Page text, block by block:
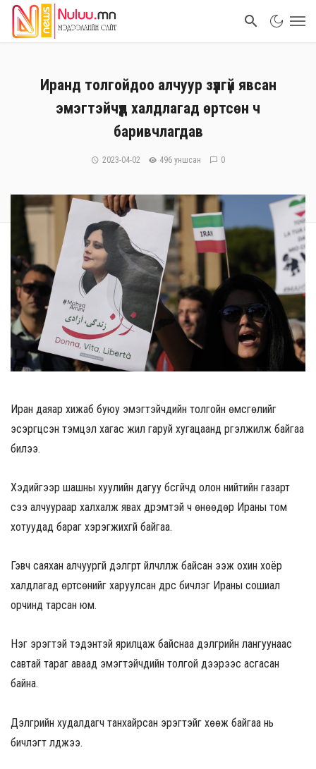
Иранд толгойдоо алчуур зүүлгүй явсан
эмэгтэйчүүд халдлагад өртсөн ч
баривчлагдав
2023-04-02 496 уншсан 0
Иран даяар хижаб буюу эмэгтэйчүүдийн толгойн өмсгөлийг
эсэргүүцсэн тэмцэл хагас жил гаруй хугацаанд үргэлжилж байгаа
билээ.
Хэдийгээр шашны хуулийн дагуу бүсгүйчүүд олон нийтийн газарт
үсээ алчуураар халхалж явах дүрэмтэй ч өнөөдөр Ираны том
хотуудад бараг хэрэгжихгүй байгаа.
Гэвч саяхан алчуургүй дэлгүүрт үйлчлүүлж байсан ээж охин хоёр
халдлагад өртсөнийг харуулсан дүрс бичлэг Ираны сошиал
орчинд тарсан юм.
Нэг эрэгтэй тэдэнтэй ярилцаж байснаа дэлгүүрийн лангуунаас
савтай тараг аваад эмэгтэйчүүдийн толгой дээрээс асгасан
байна.
Дэлгүүрийн худалдагч танхайрсан эрэгтэйг хөөж байгаа нь
бичлэгт үлджээ.